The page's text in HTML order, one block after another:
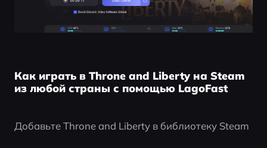
Как играть в Throne and Liberty на Steam
из любой страны с помощью LagoFast
Добавьте Throne and Liberty в библиотеку Steam